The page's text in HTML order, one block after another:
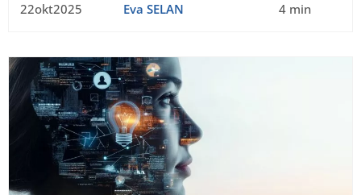
22okt2025 Eva SELAN 4 min